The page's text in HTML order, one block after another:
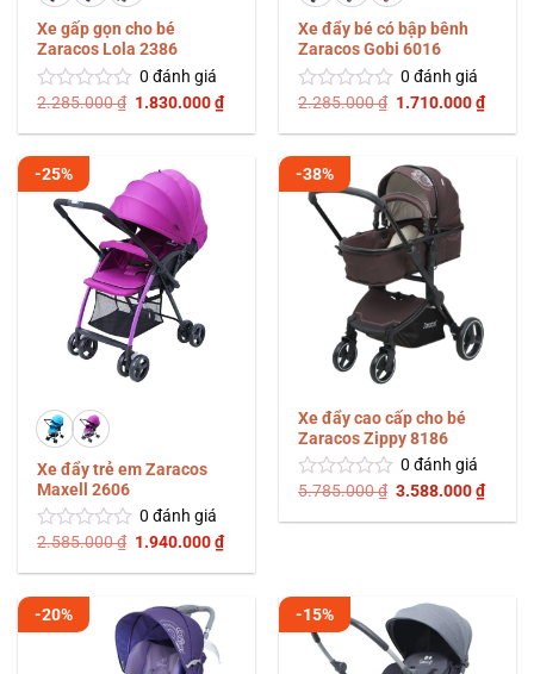
Xe gấp gọn cho bé
Zaracos Lola 2386
Được
0
5
sao
0 đánh giá
2.285.000₫ Giá
là:
1.830.000₫Giá
hiện
tại
1.830.000 ₫.
Xe đẩy bé có bập bênh
Zaracos Gobi 6016
Được
0
5
sao
0 đánh giá
2.285.000₫ Giá
là:
1.710.000₫Giá
hiện
tại
-25%
Xe đẩy trẻ em Zaracos
Maxell 2606
Được
0
5
0 đánh giá
2.585.000₫ Giá
là:
1.940.000₫Giá
hiện
tại
1.940.000 ₫.
-38%
Xe đẩy cao cấp cho bé
Zaracos Zippy 8186
Được
0 đánh giá
5.785.000₫ Giá
là:
3.588.000₫Giá
hiện
tại
-20% -15%